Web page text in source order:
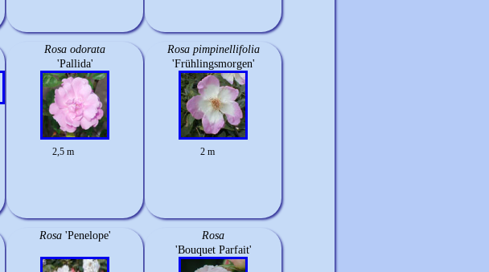
Rosa odorata
'Pallida'
2,5 m
Rosa pimpinellifolia
'Frühlingsmorgen'
2 m
Rosa 'Penelope'
Rosa
'Bouquet Parfait'